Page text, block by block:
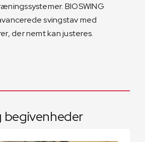
BIOSWING
svingstav med
der nemt kan justeres.
begivenheder